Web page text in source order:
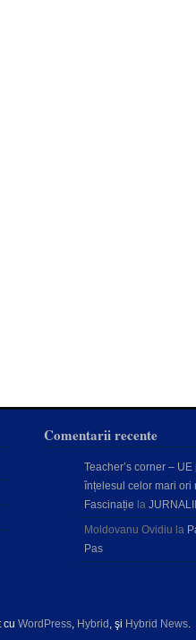
Comentarii recente
Teacher’s corner – UE
înțelesul celor mari ori
Fascinație la
Moldovanu Ovidiu la
Pas
cu WordPress, Hybrid , şi Hybrid News.